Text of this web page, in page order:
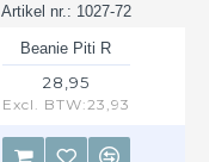
Artikel nr.: 1027-72
Beanie Piti R
28,95
Excl. BTW:23,93